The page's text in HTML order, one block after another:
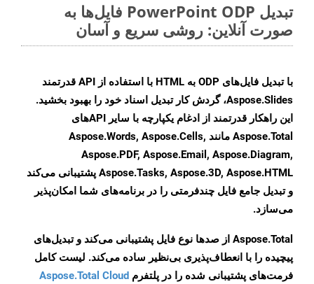
تبدیل PowerPoint ODP فایل‌ها به
صورت آنلاین: روشی سریع و آسان
با تبدیل فایل‌های ODP به HTML با استفاده از API قدرتمند
Aspose.Slides، گردش کار تبدیل اسناد خود را بهبود بخشید.
این راهکار قدرتمند از ادغام یکپارچه با سایر APIهای
Aspose.Total مانند Aspose.Words, Aspose.Cells,
Aspose.PDF, Aspose.Email, Aspose.Diagram,
Aspose.Tasks, Aspose.3D, Aspose.HTML پشتیبانی می‌کند
و تبدیل جامع فایل چندفرمتی را در برنامه‌های شما امکان‌پذیر
می‌سازد.
Aspose.Total از صدها نوع فایل پشتیبانی می‌کند و تبدیل‌های
پیچیده را با انعطاف‌پذیری بی‌نظیر ساده می‌کند. لیست کامل
فرمت‌های پشتیبانی شده را در پلتفرم Aspose.Total Cloud